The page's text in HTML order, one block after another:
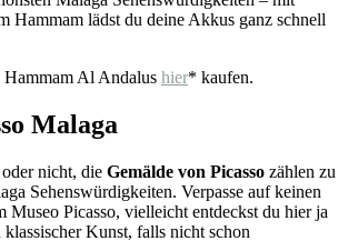
Hammam lädst du deine Akkus ganz schnell
Al Andalus hier* kaufen.
Malaga
nicht, die Gemälde von Picasso zählen zu
Sehenswürdigkeiten. Verpasse auf keinen
Museo Picasso, vielleicht entdeckst du hier ja
Kunst, falls nicht schon